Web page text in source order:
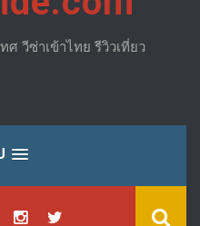
ศ วีซ่าเข้าไทย รีวิวเที่ยว